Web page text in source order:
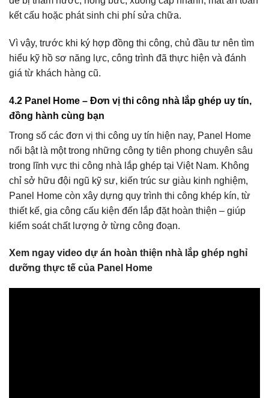
kết cấu hoặc phát sinh chi phí sửa chữa.
Vì vậy, trước khi ký hợp đồng thi công, chủ đầu tư nên tìm
hiểu kỹ hồ sơ năng lực, công trình đã thực hiện và đánh
giá từ khách hàng cũ.
4.2 Panel Home – Đơn vị thi công nhà lắp ghép uy tín,
đồng hành cùng bạn
Trong số các đơn vị thi công uy tín hiện nay, Panel Home
nổi bật là một trong những công ty tiên phong chuyên sâu
trong lĩnh vực thi công nhà lắp ghép tại Việt Nam. Không
chỉ sở hữu đội ngũ kỹ sư, kiến trúc sư giàu kinh nghiệm,
Panel Home còn xây dựng quy trình thi công khép kín, từ
thiết kế, gia công cấu kiện đến lắp đặt hoàn thiện – giúp
kiểm soát chất lượng ở từng công đoạn.
Xem ngay video dự án hoàn thiện nhà lắp ghép nghỉ
dưỡng thực tế của Panel Home